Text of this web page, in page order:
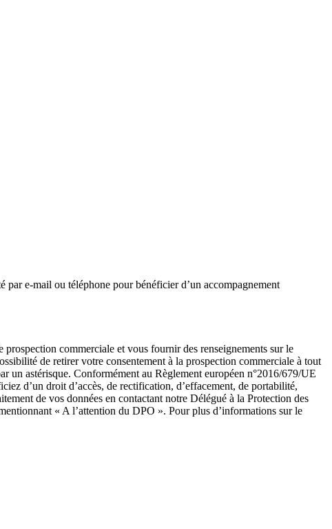
par e-mail ou téléphone pour bénéficier d’un accompagnement
prospection commerciale et vous fournir des renseignements sur le
de retirer votre consentement à la prospection commerciale à tout
un astérisque. Conformément au Règlement européen n°2016/679/UE
d’un droit d’accès, de rectification, d’effacement, de portabilité,
de vos données en contactant notre Délégué à la Protection des
« A l’attention du DPO ». Pour plus d’informations sur le